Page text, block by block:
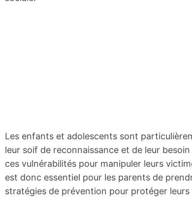
Les enfants et adolescents sont
leur soif de reconnaissance et de leur
ces vulnérabilités pour manipuler leurs
est donc essentiel pour les parents de
stratégies de prévention pour protéger